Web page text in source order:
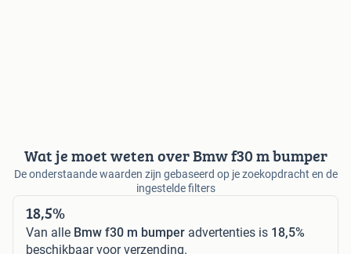
Wat je moet weten over Bmw f30 m bumper
De onderstaande waarden zijn gebaseerd op je zoekopdracht en de
ingestelde filters
18,5%
Van alle Bmw f30 m bumper advertenties is 18,5%